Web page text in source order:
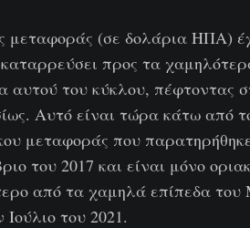
μεταφοράς (σε δολάρια ΗΠΑ)
καταρρεύσει προς τα
αυτού του κύκλου, πέφτοντας
Αυτό είναι τώρα κάτω από
μεταφοράς που
του 2017 και είναι μόνο
από τα χαμηλά επίπεδα του
Ιούλιο του 2021.